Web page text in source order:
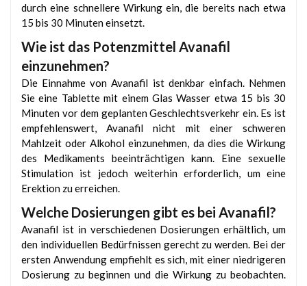
durch eine schnellere Wirkung ein, die bereits nach etwa
15 bis 30 Minuten einsetzt.
Wie ist das Potenzmittel Avanafil
einzunehmen?
Die Einnahme von Avanafil ist denkbar einfach. Nehmen
Sie eine Tablette mit einem Glas Wasser etwa 15 bis 30
Minuten vor dem geplanten Geschlechtsverkehr ein. Es ist
empfehlenswert, Avanafil nicht mit einer schweren
Mahlzeit oder Alkohol einzunehmen, da dies die Wirkung
des Medikaments beeinträchtigen kann. Eine sexuelle
Stimulation ist jedoch weiterhin erforderlich, um eine
Erektion zu erreichen.
Welche Dosierungen gibt es bei Avanafil?
Avanafil ist in verschiedenen Dosierungen erhältlich, um
den individuellen Bedürfnissen gerecht zu werden. Bei der
ersten Anwendung empfiehlt es sich, mit einer niedrigeren
Dosierung zu beginnen und die Wirkung zu beobachten.